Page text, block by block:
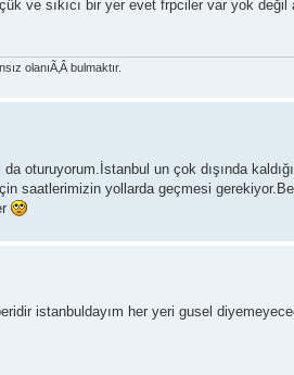
ve sıkıcı bir yer evet frpciler var yok
olanıÃ‚Â bulmaktır.
oturuyorum.İstanbul un çok dışında
saatlerimizin yollarda geçmesi
istanbuldayım her yeri gusel